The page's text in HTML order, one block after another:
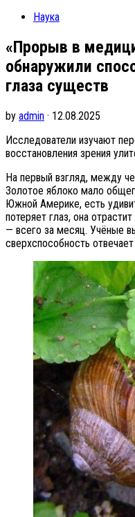
Наука
«Прорыв в
обнаружили
глаза существ
by admin · 12.08.2025
Исследователи изучают
восстановления зрения
На первый взгляд, между
Золотое яблоко мало
Южной Америке, есть
потеряет глаз, она
— всего за месяц. Учёные
сверхспособность